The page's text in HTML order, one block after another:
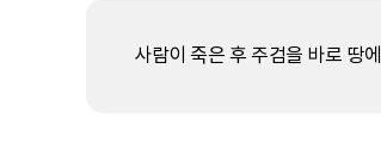
사람이 죽은 후 주검을 바로 땅